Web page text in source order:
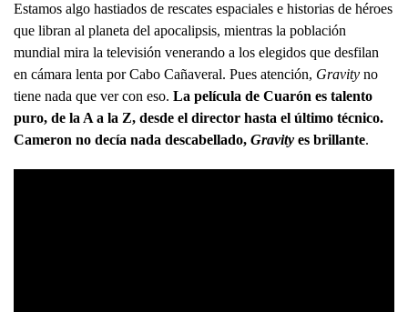
Estamos algo hastiados de rescates espaciales e historias de héroes
que libran al planeta del apocalipsis, mientras la población
mundial mira la televisión venerando a los elegidos que desfilan
en cámara lenta por Cabo Cañaveral. Pues atención, Gravity no
tiene nada que ver con eso. La película de Cuarón es talento
puro, de la A a la Z, desde el director hasta el último técnico.
Cameron no decía nada descabellado, Gravity es brillante.